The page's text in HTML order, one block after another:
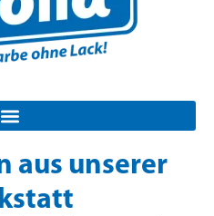
aus unserer